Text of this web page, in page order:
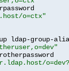
o=ctx"
ldap-group-